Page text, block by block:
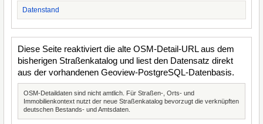
Datenstand
Diese Seite reaktiviert die alte OSM-Detail-URL aus dem
bisherigen Straßenkatalog und liest den Datensatz direkt
aus der vorhandenen Geoview-PostgreSQL-Datenbasis.
OSM-Detaildaten sind nicht amtlich. Für Straßen-, Orts- und
Immobilienkontext nutzt der neue Straßenkatalog bevorzugt die verknüpften
deutschen Bestands- und Amtsdaten.